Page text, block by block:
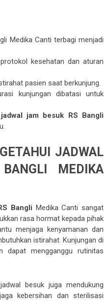
Medika Canti terbagi menjadi
kesehatan dan aturan
pasien saat berkunjung.
kunjungan dibatasi untuk
jadwal jam besuk RS Bangli
JADWAL
MEDIKA
Bangli Medika Canti sangat
rasa hormat kepada pihak
menjaga kenyamanan dan
istirahat. Kunjungan di
dapat mengganggu rutinitas
besuk juga mendukung
kebersihan dan sterilisasi